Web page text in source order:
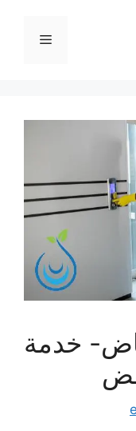
القائمة
خدمة